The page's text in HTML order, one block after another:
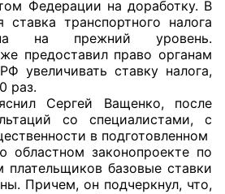
ОП КО
Федерации на доработку. В
ставка транспортного налога
на прежний уровень.
предоставил право органам
увеличивать ставку налога,
раз.
Ващенко, после
со специалистами, с
в подготовленном
областном законопроекте по
плательщиков базовые ставки
Причем, он подчеркнул, что,